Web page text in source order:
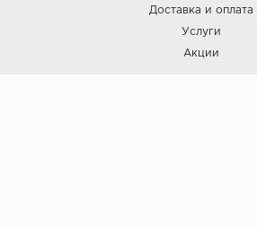
Доставка и оплата
Услуги
Акции